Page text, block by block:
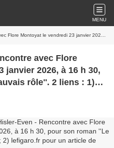
MENU
pour son roman ''Le mauvais rôle''. 2 liens : 1) hisler.fr; 2) lefigaro.fr pour un article de Mohammed Aïssaoui
avec Flore
janvier 2026, à 16 h 30,
rôle''. 2 liens : 1)
un article de